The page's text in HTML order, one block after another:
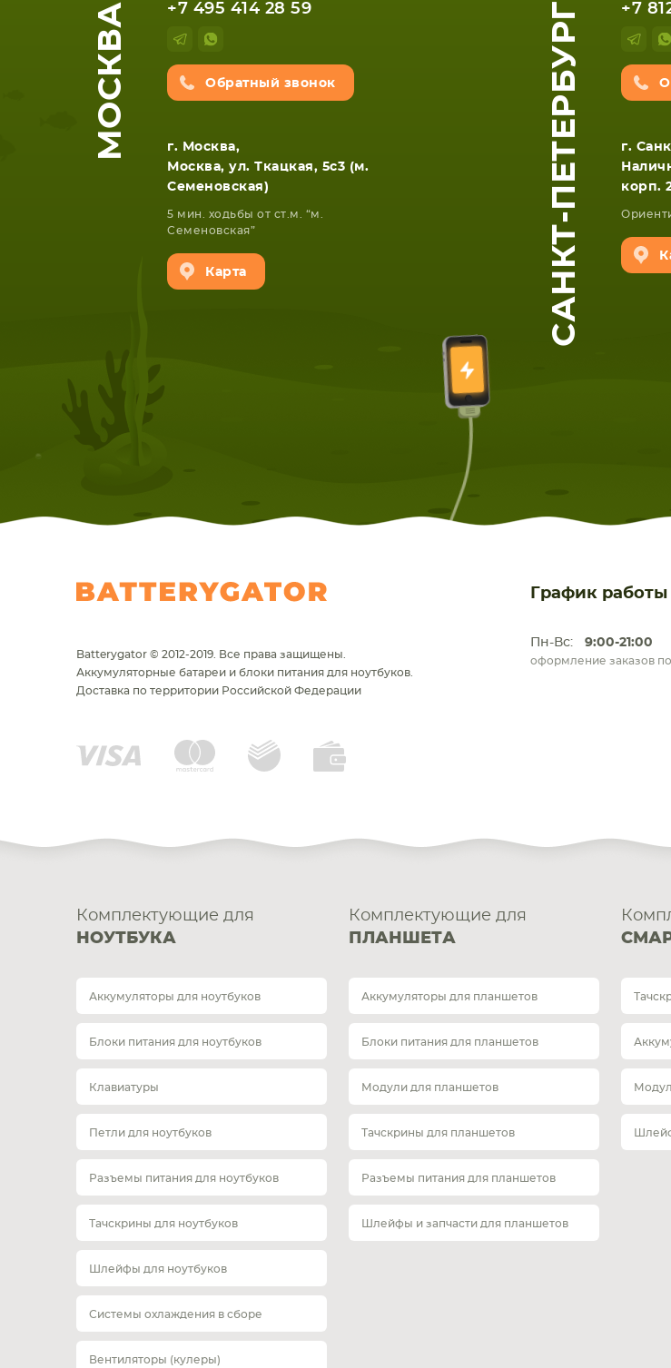
МОСКВА +7 495 414 28 59
Обратный звонок
г. Москва,
Москва, ул. Ткацкая, 5с3 (м.
Семеновская)
5 мин. ходьбы от ст.м. “м.
Семеновская”
Карта САНКТ-ПЕТЕРБУРГ +7
г.
корп.
График работы
Пн-Вс: 9:00-21:00
оформление заказов
Batterygator © 2012-2019. Все права защищены.
Аккумуляторные батареи и блоки питания для ноутбуков.
Доставка по территории Российской Федерации
Комплектующие для
НОУТБУКА
Аккумуляторы для ноутбуков
Блоки питания для ноутбуков
Клавиатуры
Петли для ноутбуков
Разъемы питания для ноутбуков
Тачскрины для ноутбуков
Шлейфы для ноутбуков
Системы охлаждения в сборе
Вентиляторы (кулеры)
Комплектующие для
ПЛАНШЕТА
Аккумуляторы для планшетов
Блоки питания для планшетов
Модули для планшетов
Тачскрины для планшетов
Разъемы питания для планшетов
Шлейфы и запчасти для планшетов